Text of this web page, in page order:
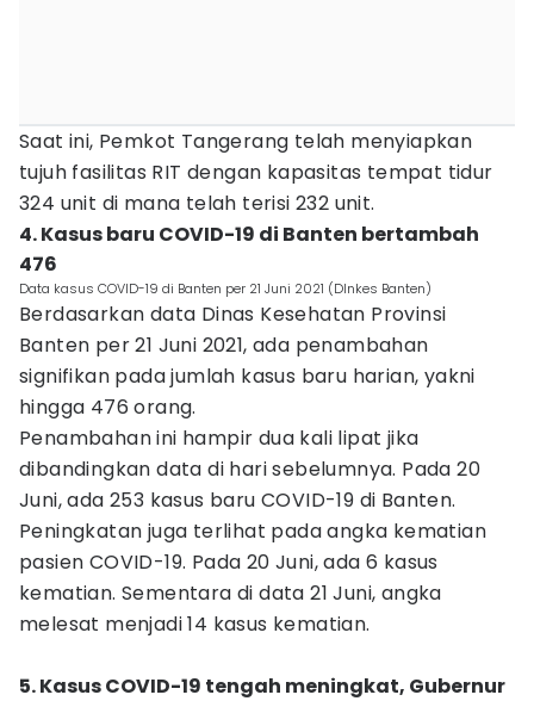
Saat ini, Pemkot Tangerang telah menyiapkan
tujuh fasilitas RIT dengan kapasitas tempat tidur
324 unit di mana telah terisi 232 unit.
4. Kasus baru COVID-19 di Banten bertambah
476
Data kasus COVID-19 di Banten per 21 Juni 2021 (DInkes Banten)
Berdasarkan data Dinas Kesehatan Provinsi
Banten per 21 Juni 2021, ada penambahan
signifikan pada jumlah kasus baru harian, yakni
hingga 476 orang.
Penambahan ini hampir dua kali lipat jika
dibandingkan data di hari sebelumnya. Pada 20
Juni, ada 253 kasus baru COVID-19 di Banten.
Peningkatan juga terlihat pada angka kematian
pasien COVID-19. Pada 20 Juni, ada 6 kasus
kematian. Sementara di data 21 Juni, angka
melesat menjadi 14 kasus kematian.
5. Kasus COVID-19 tengah meningkat, Gubernur